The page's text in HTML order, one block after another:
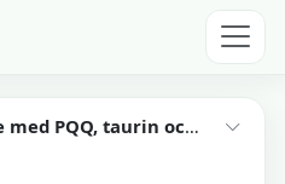
taurin och Fadogia agrestis